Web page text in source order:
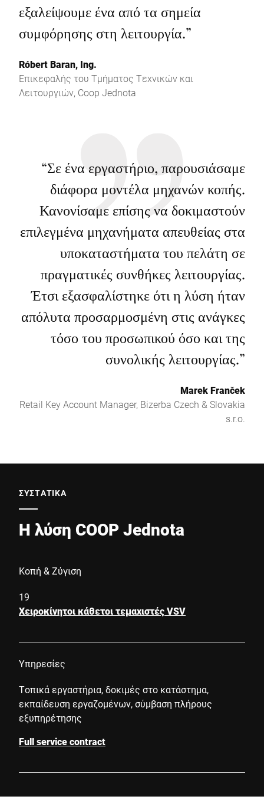
εξαλείψουμε ένα από τα σημεία
συμφόρησης στη λειτουργία.”
Róbert Baran, Ing.
Επικεφαλής του Τμήματος Τεχνικών και
Λειτουργιών, Coop Jednota
“Σε ένα εργαστήριο, παρουσιάσαμε
διάφορα μοντέλα μηχανών κοπής.
Κανονίσαμε επίσης να δοκιμαστούν
επιλεγμένα μηχανήματα απευθείας στα
υποκαταστήματα του πελάτη σε
πραγματικές συνθήκες λειτουργίας.
Έτσι εξασφαλίστηκε ότι η λύση ήταν
απόλυτα προσαρμοσμένη στις ανάγκες
τόσο του προσωπικού όσο και της
συνολικής λειτουργίας.”
Marek Franček
Retail Key Account Manager, Bizerba Czech & Slovakia
s.r.o.
ΣΥΣΤΑΤΙΚΑ
Η λύση COOP Jednota
Κοπή & Ζύγιση
19
Χειροκίνητοι κάθετοι τεμαχιστές VSV
Υπηρεσίες
Τοπικά εργαστήρια, δοκιμές στο κατάστημα,
εκπαίδευση εργαζομένων, σύμβαση πλήρους
εξυπηρέτησης
Full service contract